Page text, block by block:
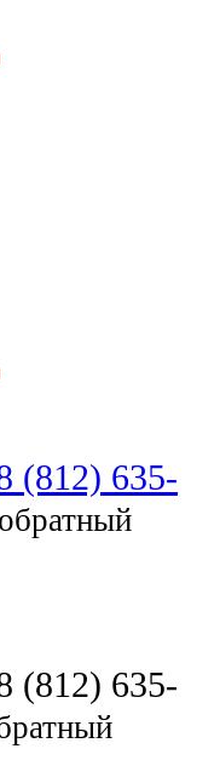
(812) 635-
(812) 635-